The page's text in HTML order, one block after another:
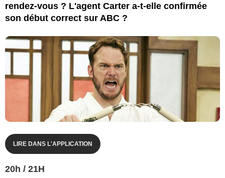
rendez-vous ? L'agent Carter a-t-elle confirmée
son début correct sur ABC ?
LIRE DANS L'APPLICATION
20h / 21H